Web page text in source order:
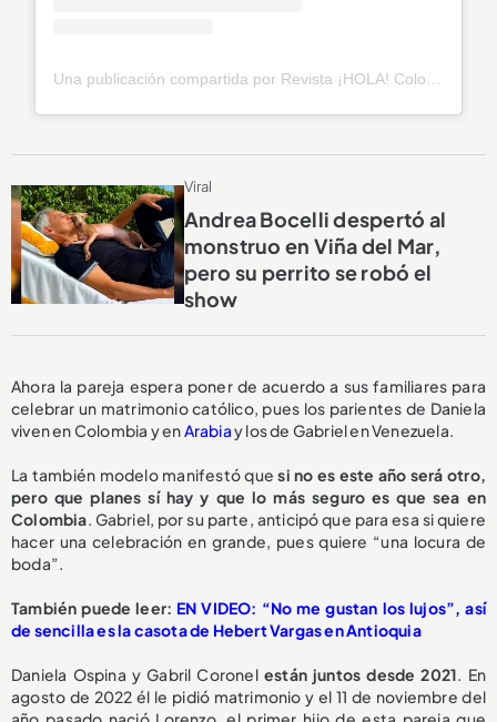
Viral
Andrea Bocelli despertó al
monstruo en Viña del Mar,
pero su perrito se robó el
show
Ahora la pareja espera poner de acuerdo a sus familiares para
celebrar un matrimonio católico, pues los parientes de Daniela
viven en Colombia y en Arabiay los de Gabriel en Venezuela.
La también modelo manifestó quesi no es este año será otro,
pero que planes sí hay y que lo más seguro es que sea en
Colombia . Gabriel, por su parte, anticipó que para esa si quiere
hacer una celebración en grande, pues quiere “una locura de
boda”.
También puede leer: EN VIDEO: “No me gustan los lujos”, así
de sencilla es la casota de Hebert Vargas en Antioquia
Daniela Ospina y Gabril Coronel están juntos desde 2021 . En
agosto de 2022 él le pidió matrimonio y el 11 de noviembre del